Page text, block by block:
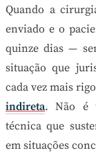
Quando a
enviado e o
quinze dias —
situação que
cada vez mais
indireta. Não é
técnica que
em situações